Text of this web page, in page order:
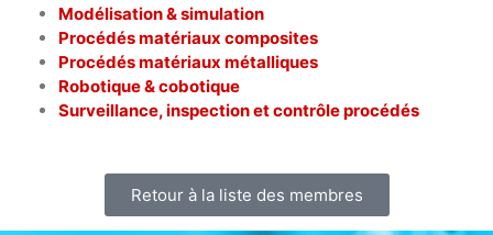
Modélisation & simulation
Procédés matériaux composites
Procédés matériaux métalliques
Robotique & cobotique
Surveillance, inspection et contrôle procédés
Retour à la liste des membres